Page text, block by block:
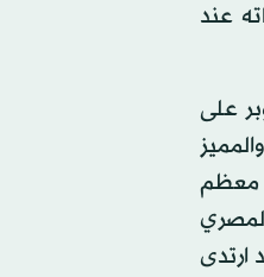
عند
على
معظم
ارتدى